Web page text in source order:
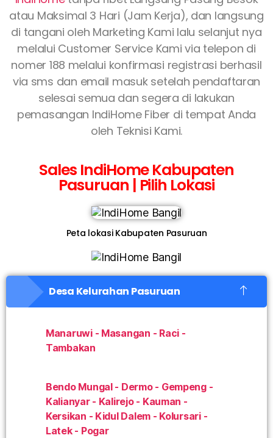
atau Maksimal 3 Hari (Jam Kerja), dan langsung
di tangani oleh Marketing Kami lalu selanjut nya
melalui Customer Service Kami via telepon di
nomer 188 melalui konfirmasi registrasi berhasil
via sms dan email masuk setelah pendaftaran
selesai semua dan segera di lakukan
pemasangan IndiHome Fiber di tempat Anda
oleh Teknisi Kami.
Sales IndiHome Kabupaten
Pasuruan | Pilih Lokasi
Peta lokasi Kabupaten Pasuruan
Desa Kelurahan Pasuruan
Manaruwi - Masangan - Raci -
Tambakan
Bendo Mungal - Dermo - Gempeng -
Kalianyar - Kalirejo - Kauman -
Kersikan - Kidul Dalem - Kolursari -
Latek - Pogar